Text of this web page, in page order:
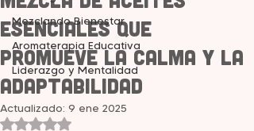
Mezclando Bienestar
Aromaterapia Educativa
Liderazgo y Mentalidad
Esenciales que
promueve la Calma y la
Adaptabilidad
Actualizado: 9 ene 2025
Obtuvo NaN de 5 estrellas.